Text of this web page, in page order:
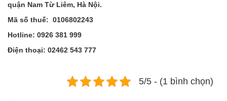
quận Nam Từ Liêm, Hà Nội.
Mã số thuế: 0106802243
Hotline: 0926 381 999
Điện thoại: 02462 543 777
5/5 - (1 bình chọn)